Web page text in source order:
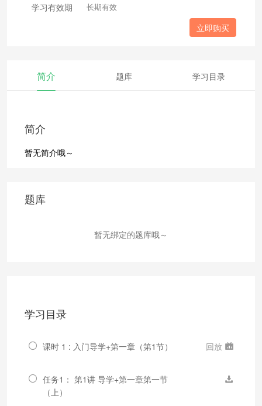
学习有效期 长期有效
立即购买
简介 题库 学习目录
简介
暂无简介哦～
题库
暂无绑定的题库哦～
学习目录
课时 1 : 入门导学+第一章（第1节） 回放
任务1： 第1讲 导学+第一章第一节
（上）